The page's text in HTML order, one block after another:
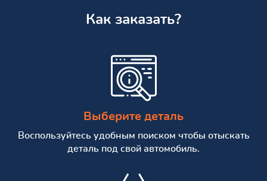
Как заказать?
Выберите деталь
Воспользуйтесь удобным поиском чтобы отыскать
деталь под свой автомобиль.